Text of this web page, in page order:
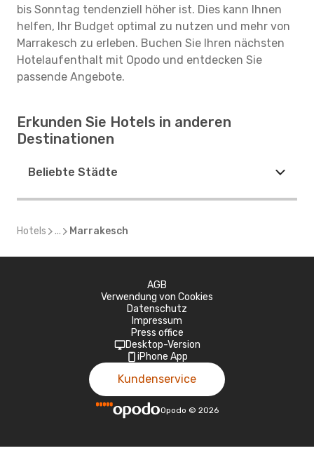
bis Sonntag tendenziell höher ist. Dies kann Ihnen
helfen, Ihr Budget optimal zu nutzen und mehr von
Marrakesch zu erleben. Buchen Sie Ihren nächsten
Hotelaufenthalt mit Opodo und entdecken Sie
passende Angebote.
Erkunden Sie Hotels in anderen
Destinationen
Beliebte Städte
Hotels ... Marrakesch
AGB
Verwendung von Cookies
Datenschutz
Impressum
Press office
Desktop-Version
iPhone App
Kundenservice
Opodo © 2026